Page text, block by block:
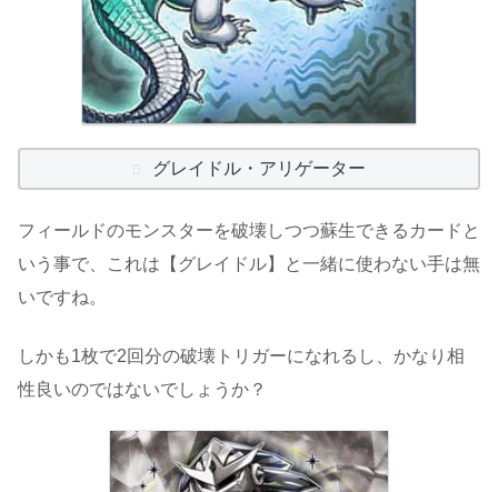
グレイドル・アリゲーター
フィールドのモンスターを破壊しつつ蘇生できるカードと
いう事で、これは【グレイドル】と一緒に使わない手は無
いですね。
しかも1枚で2回分の破壊トリガーになれるし、かなり相
性良いのではないでしょうか？